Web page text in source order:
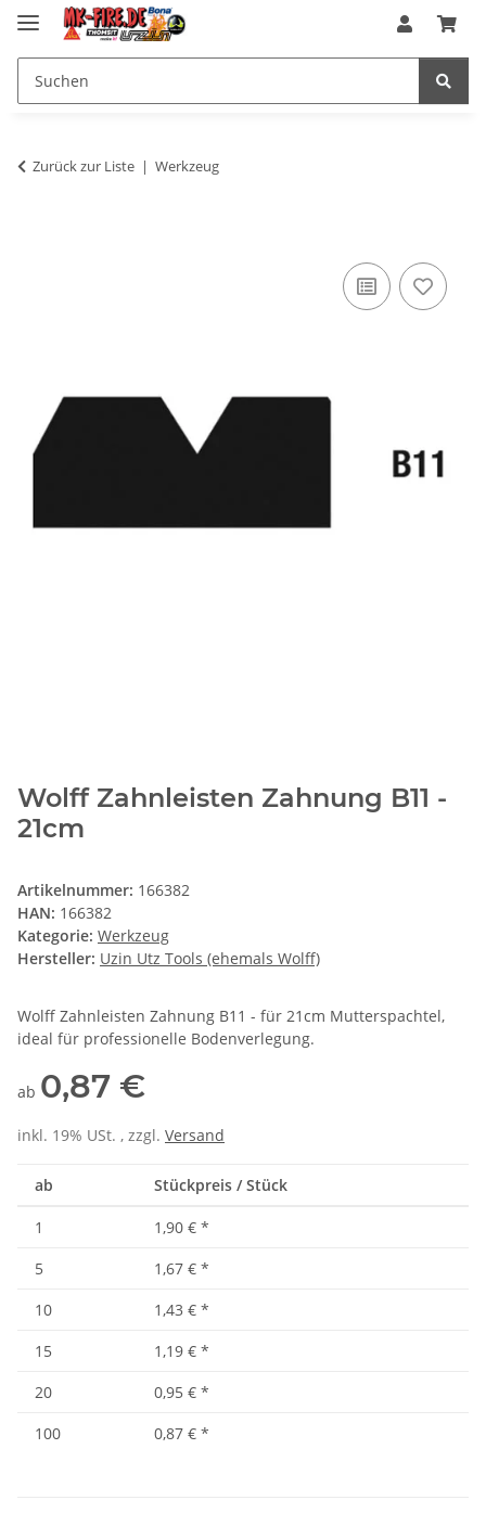
Zurück zur Liste Werkzeug
Wolff Zahnleisten Zahnung B11 -
21cm
Artikelnummer: 166382
HAN: 166382
Kategorie: Werkzeug
Hersteller: Uzin Utz Tools (ehemals Wolff)
Wolff Zahnleisten Zahnung B11 - für 21cm Mutterspachtel,
ideal für professionelle Bodenverlegung.
ab 0,87 €
inkl. 19% USt. , zzgl. Versand
ab Stückpreis / Stück
1 1,90 € *
5
1,67 € *
10
1,43 € *
15
1,19 € *
20
0,95 € *
100
0,87 € *